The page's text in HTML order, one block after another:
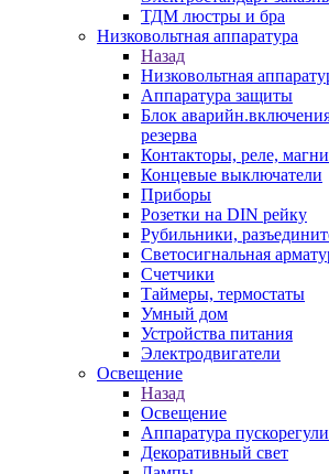
ТДМ люстры и бра
Низковольтная аппаратура
Назад
Низковольтная
Аппаратура защиты
Блок
резерва
Контакторы, реле,
Концевые выключатели
Приборы
Розетки на DIN рейку
Рубильники,
Светосигнальная
Счетчики
Таймеры, термостаты
Умный дом
Устройства питания
Электродвигатели
Освещение
Назад
Освещение
Аппаратура
Декоративный свет